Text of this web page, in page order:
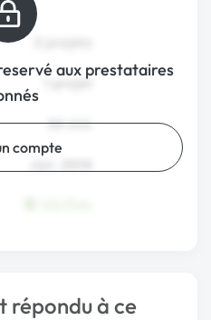
aux prestataires
compte
répondu à ce